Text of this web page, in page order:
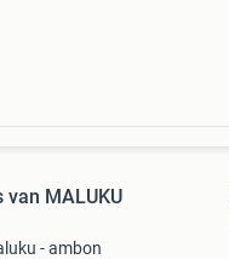
MALUKU
- ambon